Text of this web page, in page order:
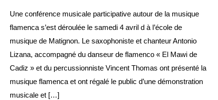
Une conférence musicale participative autour de la musique
flamenca s’est déroulée le samedi 4 avril d à l’école de
musique de Matignon. Le saxophoniste et chanteur Antonio
Lizana, accompagné du danseur de flamenco « El Mawi de
Cadiz » et du percussionniste Vincent Thomas ont présenté la
musique flamenca et ont régalé le public d’une démonstration
musicale et […]